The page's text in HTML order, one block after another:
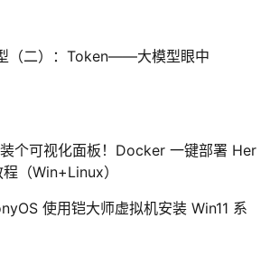
（二）：Token——大模型眼中
个可视化面板！Docker 一键部署 Her
（Win+Linux）
使用铠大师虚拟机安装 Win11 系